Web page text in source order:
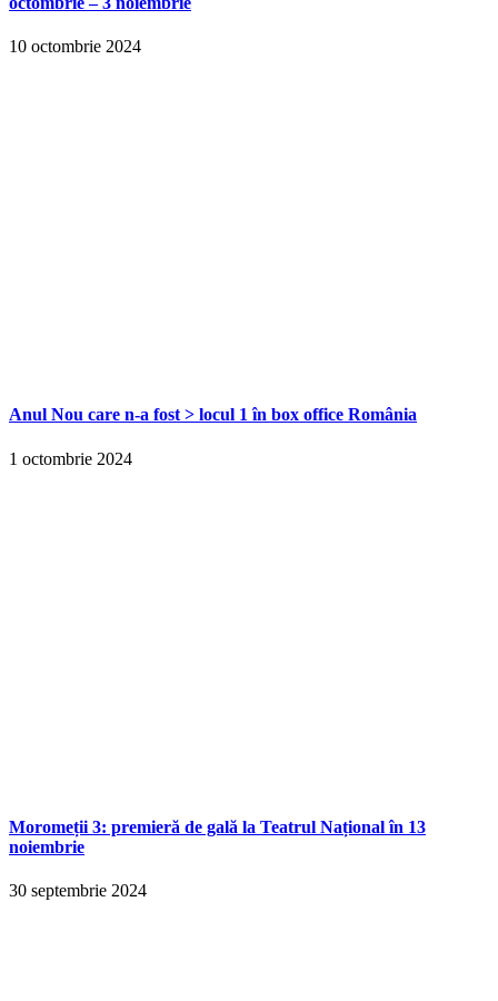
10 octombrie 2024
Anul Nou care n-a fost > locul 1 în box office România
1 octombrie 2024
Moromeții 3: premieră de gală la Teatrul Național în 13
noiembrie
30 septembrie 2024